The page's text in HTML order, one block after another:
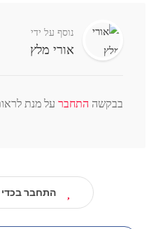
נוסף על ידי
אורי מלץ
בבקשה התחבר על מנת
התחבר בכדי